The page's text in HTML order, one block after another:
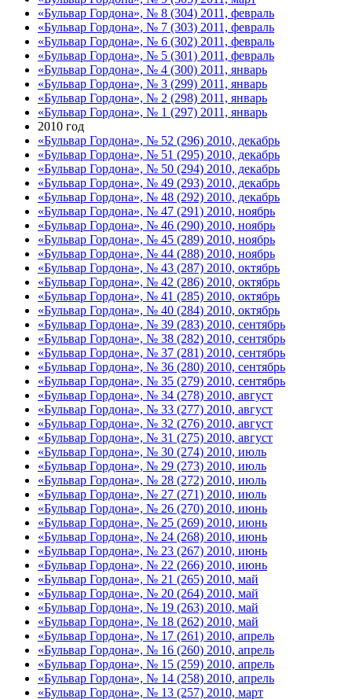
«Бульвар Гордона», № 8 (304) 2011, февраль
«Бульвар Гордона», № 7 (303) 2011, февраль
«Бульвар Гордона», № 6 (302) 2011, февраль
«Бульвар Гордона», № 5 (301) 2011, февраль
«Бульвар Гордона», № 4 (300) 2011, январь
«Бульвар Гордона», № 3 (299) 2011, январь
«Бульвар Гордона», № 2 (298) 2011, январь
«Бульвар Гордона», № 1 (297) 2011, январь
2010 год
«Бульвар Гордона», № 52 (296) 2010, декабрь
«Бульвар Гордона», № 51 (295) 2010, декабрь
«Бульвар Гордона», № 50 (294) 2010, декабрь
«Бульвар Гордона», № 49 (293) 2010, декабрь
«Бульвар Гордона», № 48 (292) 2010, декабрь
«Бульвар Гордона», № 47 (291) 2010, ноябрь
«Бульвар Гордона», № 46 (290) 2010, ноябрь
«Бульвар Гордона», № 45 (289) 2010, ноябрь
«Бульвар Гордона», № 44 (288) 2010, ноябрь
«Бульвар Гордона», № 43 (287) 2010, октябрь
«Бульвар Гордона», № 42 (286) 2010, октябрь
«Бульвар Гордона», № 41 (285) 2010, октябрь
«Бульвар Гордона», № 40 (284) 2010, октябрь
«Бульвар Гордона», № 39 (283) 2010, сентябрь
«Бульвар Гордона», № 38 (282) 2010, сентябрь
«Бульвар Гордона», № 37 (281) 2010, сентябрь
«Бульвар Гордона», № 36 (280) 2010, сентябрь
«Бульвар Гордона», № 35 (279) 2010, сентябрь
«Бульвар Гордона», № 34 (278) 2010, август
«Бульвар Гордона», № 33 (277) 2010, август
«Бульвар Гордона», № 32 (276) 2010, август
«Бульвар Гордона», № 31 (275) 2010, август
«Бульвар Гордона», № 30 (274) 2010, июль
«Бульвар Гордона», № 29 (273) 2010, июль
«Бульвар Гордона», № 28 (272) 2010, июль
«Бульвар Гордона», № 27 (271) 2010, июль
«Бульвар Гордона», № 26 (270) 2010, июнь
«Бульвар Гордона», № 25 (269) 2010, июнь
«Бульвар Гордона», № 24 (268) 2010, июнь
«Бульвар Гордона», № 23 (267) 2010, июнь
«Бульвар Гордона», № 22 (266) 2010, июнь
«Бульвар Гордона», № 21 (265) 2010, май
«Бульвар Гордона», № 20 (264) 2010, май
«Бульвар Гордона», № 19 (263) 2010, май
«Бульвар Гордона», № 18 (262) 2010, май
«Бульвар Гордона», № 17 (261) 2010, апрель
«Бульвар Гордона», № 16 (260) 2010, апрель
«Бульвар Гордона», № 15 (259) 2010, апрель
«Бульвар Гордона», № 14 (258) 2010, апрель
«Бульвар Гордона», № 13 (257) 2010, март